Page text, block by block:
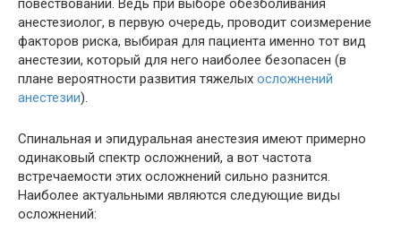
повествовании. Ведь при выборе обезболивания
анестезиолог, в первую очередь, проводит соизмерение
факторов риска, выбирая для пациента именно тот вид
анестезии, который для него наиболее безопасен (в
плане вероятности развития тяжелых осложнений
анестезии).
Спинальная и эпидуральная анестезия имеют примерно
одинаковый спектр осложнений, а вот частота
встречаемости этих осложнений сильно разнится.
Наиболее актуальными являются следующие виды
осложнений: